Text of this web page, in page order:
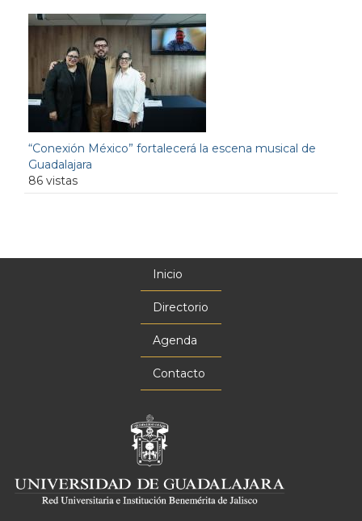
“Conexión México” fortalecerá la escena musical de
Guadalajara
86 vistas
Inicio
Directorio
Agenda
Contacto